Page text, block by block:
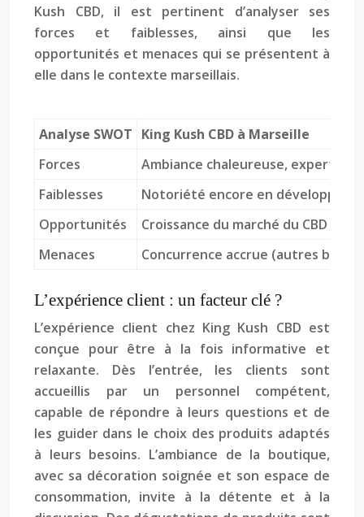
Kush CBD, il est pertinent d’analyser ses
forces et faiblesses, ainsi que les
opportunités et menaces qui se présentent à
elle dans le contexte marseillais.
Analyse SWOT King Kush CBD à Marseille
Forces
Ambiance chaleureuse, expertise
Faiblesses
Notoriété encore en
Opportunités
Croissance du marché du CBD
Menaces
Concurrence accrue (autres
L’expérience client : un facteur clé ?
L’expérience client chez King Kush CBD est
conçue pour être à la fois informative et
relaxante. Dès l’entrée, les clients sont
accueillis par un personnel compétent,
capable de répondre à leurs questions et de
les guider dans le choix des produits adaptés
à leurs besoins. L’ambiance de la boutique,
avec sa décoration soignée et son espace de
consommation, invite à la détente et à la